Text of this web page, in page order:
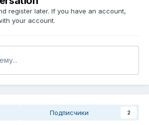
register later. If you have an account,
your account.
Подписчики 2